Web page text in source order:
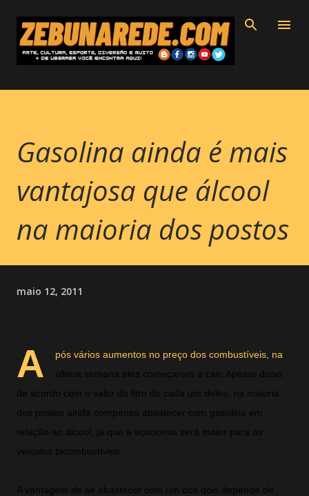
Pular para o conteúdo principal
Gasolina ainda é mais
vantajosa que álcool
na maioria dos postos
maio 12, 2011
A
pós vários aumentos no preço dos combustíveis, na
última semana eles começaram a cair. Apesar disso,
de acordo com o valor do litro de cada um deles, na maioria
dos postos ainda compensa abastecer com gasolina em
relação ao álcool, já que a economia será maior para os
veículos bicombustíveis.
A vantagem de se abastecer com um dos dois depende de